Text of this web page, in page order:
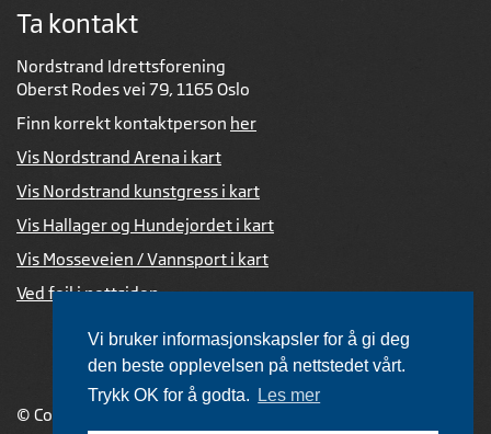
Vi bruker informasjonskapsler for å gi deg
den beste opplevelsen på nettstedet vårt.
Trykk OK for å godta.
Les mer
Ta kontakt
Nordstrand Idrettsforening
Oberst Rodes vei 79, 1165 Oslo
Finn korrekt kontaktperson her
Vis Nordstrand Arena i kart
Vis Nordstrand kunstgress i kart
Vis Hallager og Hundejordet i kart
Vis Mosseveien / Vannsport i kart
Ved feil i nettsiden
© Copyright 2026 |